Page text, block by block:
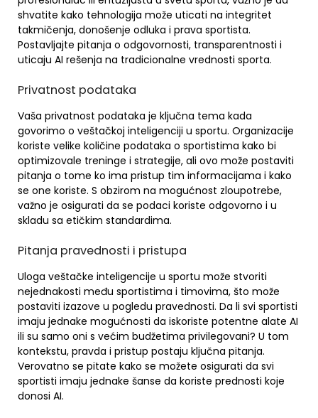
shvatite kako tehnologija može uticati na integritet
takmičenja, donošenje odluka i prava sportista.
Postavljajte pitanja o odgovornosti, transparentnosti i
uticaju AI rešenja na tradicionalne vrednosti sporta.
Privatnost podataka
Vaša privatnost podataka je ključna tema kada
govorimo o veštačkoj inteligenciji u sportu. Organizacije
koriste velike količine podataka o sportistima kako bi
optimizovale treninge i strategije, ali ovo može postaviti
pitanja o tome ko ima pristup tim informacijama i kako
se one koriste. S obzirom na mogućnost zloupotrebe,
važno je osigurati da se podaci koriste odgovorno i u
skladu sa etičkim standardima.
Pitanja pravednosti i pristupa
Uloga veštačke inteligencije u sportu može stvoriti
nejednakosti među sportistima i timovima, što može
postaviti izazove u pogledu pravednosti. Da li svi sportisti
imaju jednake mogućnosti da iskoriste potentne alate AI
ili su samo oni s većim budžetima privilegovani? U tom
kontekstu, pravda i pristup postaju ključna pitanja.
Verovatno se pitate kako se možete osigurati da svi
sportisti imaju jednake šanse da koriste prednosti koje
donosi AI.